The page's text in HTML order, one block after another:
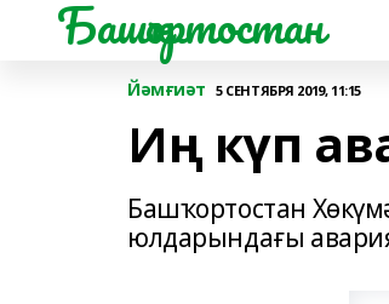
Башҡортостан
Йәмғиәт 5 СЕНТЯБРЯ 2019, 11:15
Иң күп
Башҡортостан
юлдарындағы